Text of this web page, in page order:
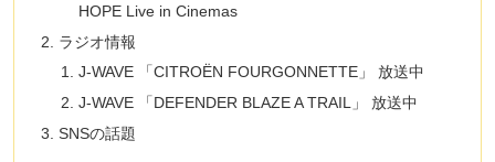
HOPE Live in Cinemas
ラジオ情報
J-WAVE 「CITROËN FOURGONNETTE」 放送中
J-WAVE 「DEFENDER BLAZE A TRAIL」 放送中
SNSの話題